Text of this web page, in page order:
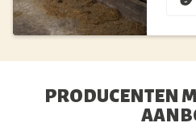
PRODUCENTEN